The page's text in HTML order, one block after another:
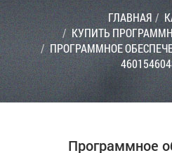
ГЛАВНАЯ
КУПИТЬ
ПРОГРАММНОЕ
Программное